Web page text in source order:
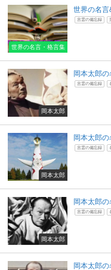
世界の名言・格言集
世界の名言
言霊の備忘録
岡本太郎
岡本太郎
言霊の備忘録
岡本太郎
岡本太郎
言霊の備忘録
岡本太郎
岡本太郎
言霊の備忘録
岡本太郎